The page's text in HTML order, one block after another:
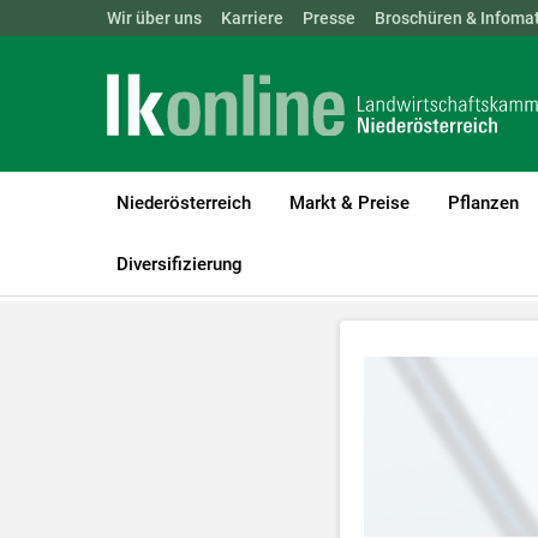
Landwirtschaftskammern: ÖSTERREICH BGLD KTN
Wir über uns Karriere Presse Broschüren &
Niederösterreich Markt & Preise Pflanzen
Diversifizierung
LK Niederösterreich
Zum
Für weitere